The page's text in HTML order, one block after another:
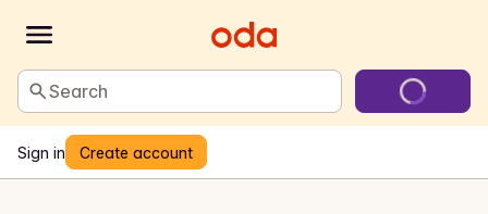
Search
Sign in Create account